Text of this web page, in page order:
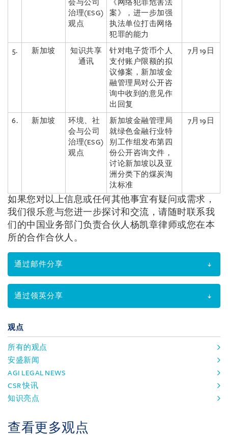
会与公司
治理(ESG)
观点
《网络犯罪危害法
案》，进一步加强
执法单位打击网络
犯罪的能力
5. 新加坡
知识共享
通讯
针对电子货币个人
支付账户限额的拟
议修案，新加坡金
融管理局对公开咨
询中收到的意见作
出回复
7月19日
6. 新加坡
环境、社
会与公司
治理(ESG)
观点
新加坡金融管理局
就绿色金融行业特
别工作组发布第四
份公开咨询文件，
讨论新加坡以及亚
洲分类下的煤炭淘
汰标准
7月19日
如果您对以上信息或任何其他事宜有疑问或需求，
我们很乐意与您进一步探讨和交流，请随时联系我
们的中国业务部门负责合伙人杨凯章律师或您在本
所的合作合伙人。
通过邮件分享
通过领英分享
观点
所有的观点
安盛新闻
AGI LEGAL NEWS
CSR 快讯
知识亮点
查看更多观点